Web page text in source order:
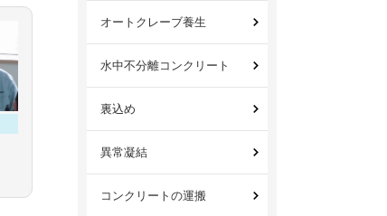
オートクレーブ養生
水中不分離コンクリート
裏込め
異常凝結
コンクリートの運搬